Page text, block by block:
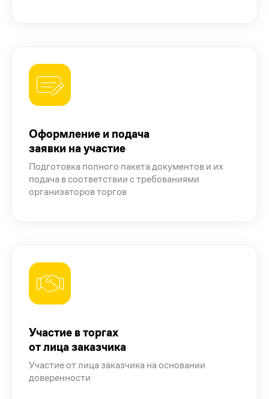
Оформление и подача
заявки на участие
Подготовка полного пакета документов и их
подача в соответствии с требованиями
организаторов торгов
Участие в торгах
от лица заказчика
Участие от лица заказчика на основании
доверенности